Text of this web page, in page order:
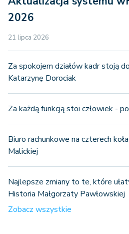
2026
21 lipca 2026
Za spokojem działów kadr stoją
Katarzynę Dorociak
Za każdą funkcją stoi człowiek -
Biuro rachunkowe na czterech
Malickiej
Najlepsze zmiany to te, które
Historia Małgorzaty Pawłowskiej
Zobacz wszystkie